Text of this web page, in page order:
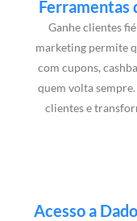
Ferramentas
Ganhe clientes
marketing permite
com cupons,
quem volta
clientes e
Acesso a